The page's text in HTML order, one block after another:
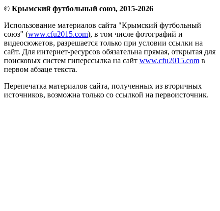
© Крымский футбольный союз, 2015-2026
Использование материалов сайта "Крымский футбольный
союз" (www.cfu2015.com), в том числе фотографий и
видеосюжетов, разрешается только при условии ссылки на
сайт. Для интернет-ресурсов обязательна прямая, открытая для
поисковых систем гиперссылка на сайт www.cfu2015.com в
первом абзаце текста.
Перепечатка материалов сайта, полученных из вторичных
источников, возможна только со ссылкой на первоисточник.